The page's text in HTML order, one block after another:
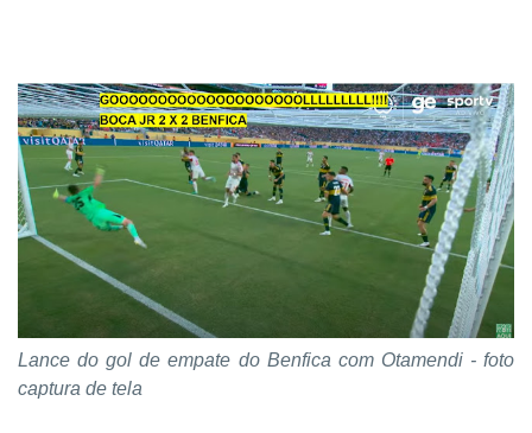
Lance do gol de empate do Benfica com Otamendi - foto
captura de tela